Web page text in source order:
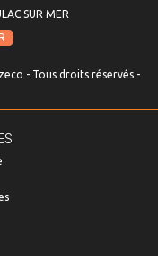
SUR MER
- Tous droits réservés -